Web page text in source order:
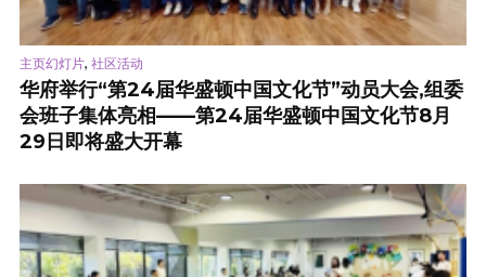
主页幻灯片, 社区活动
华府举行“第24届华盛顿中国文化节”动员大会,组委
会班子集体亮相——第24届华盛顿中国文化节8月
29日即将盛大开幕